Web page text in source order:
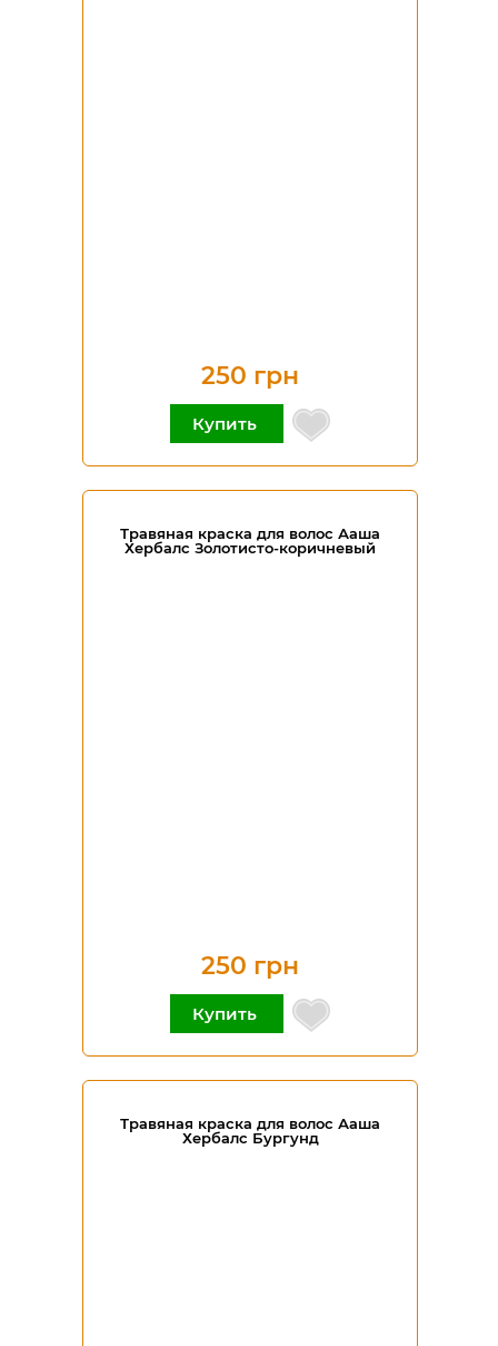
250 грн
Купить
Травяная краска для волос Ааша
Хербалс Золотисто-коричневый
250 грн
Купить
Травяная краска для волос Ааша
Хербалс Бургунд